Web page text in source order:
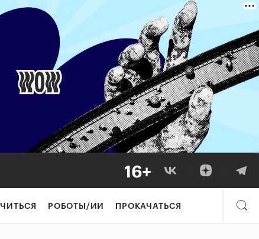
РОБОТЫ/ИИ ПРОКАЧАТЬСЯ